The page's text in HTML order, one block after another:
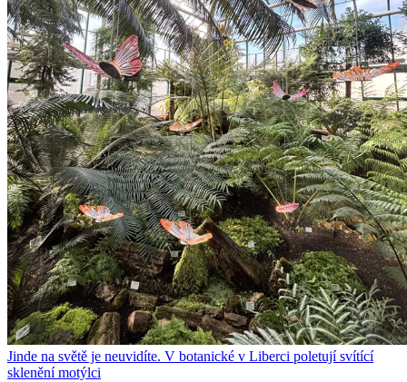
Jinde na světě je neuvidíte. V botanické v Liberci poletují svítící
sklenění motýlci